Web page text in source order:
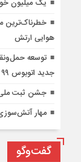
یک میلیون خودرو
هوایی ارتش
توسعه
جدید اتوبوس ۹۹
جشن ثبت ملی
مهار
گفت‌وگو